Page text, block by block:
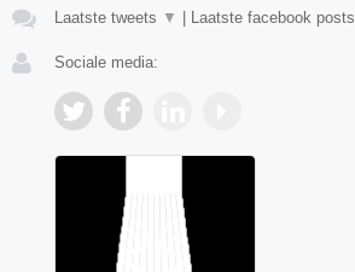
Laatste tweets ▼ Laatste facebook posts
Sociale media: